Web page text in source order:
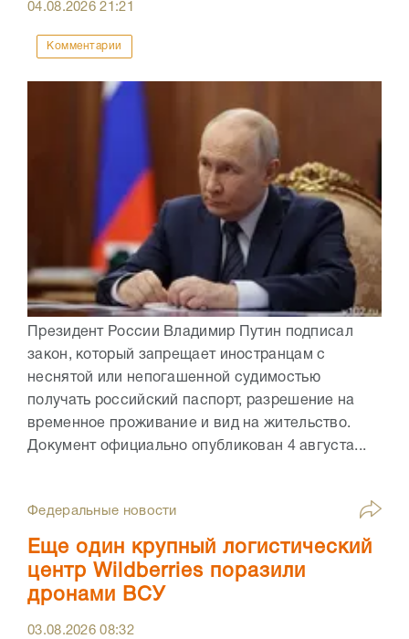
04.08.202621:21
Комментарии
Президент России Владимир Путин подписал
закон, который запрещает иностранцам с
неснятой или непогашенной судимостью
получать российский паспорт, разрешение на
временное проживание и вид на жительство.
Документ официально опубликован 4 августа...
Федеральные новости
Еще один крупный логистический
центр Wildberries поразили
дронами ВСУ
03.08.202608:32